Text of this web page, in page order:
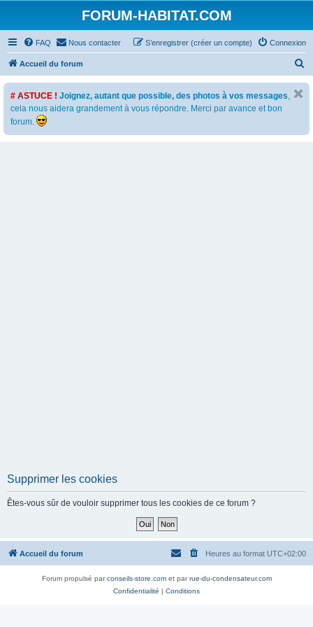
FORUM-HABITAT.COM
FAQ Nous contacter Connexion
S’enregistrer (créer un compte)
Accueil du forum
e
# ASTUCE ! Joignez, autant que possible, des photos à vos messages,
cela nous aidera grandement à vous répondre. Merci par avance et bon
forum.
Supprimer les cookies
Êtes-vous sûr de vouloir supprimer tous les cookies de ce forum ?
Accueil du forum Heures au format UTC+02:00
Forum propulsé parconseils-store.comet parrue-du-condensateur.com
Confidentialité | Conditions